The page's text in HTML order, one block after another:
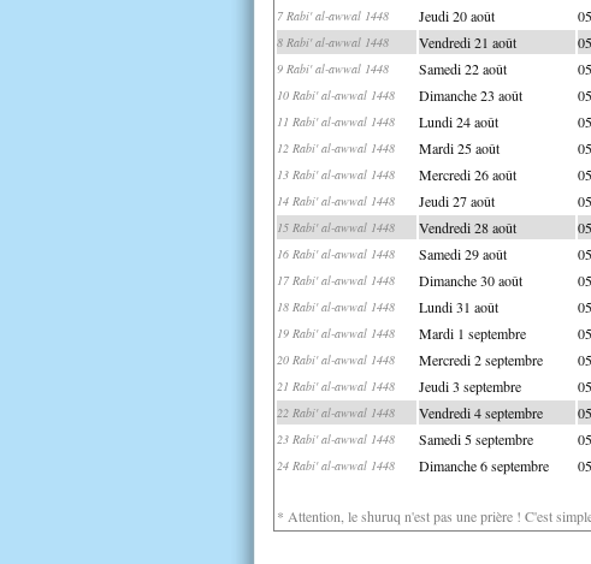
7 Rabi' al-awwal 1448 Jeudi 20 août
8 Rabi' al-awwal 1448 Vendredi 21 août
9 Rabi' al-awwal 1448 Samedi 22 août
10 Rabi' al-awwal 1448 Dimanche 23 août
11 Rabi' al-awwal 1448 Lundi 24 août
12 Rabi' al-awwal 1448 Mardi 25 août
13 Rabi' al-awwal 1448 Mercredi 26 août
14 Rabi' al-awwal 1448 Jeudi 27 août
15 Rabi' al-awwal 1448 Vendredi 28 août
16 Rabi' al-awwal 1448 Samedi 29 août
17 Rabi' al-awwal 1448 Dimanche 30 août
18 Rabi' al-awwal 1448 Lundi 31 août
19 Rabi' al-awwal 1448 Mardi 1 septembre
20 Rabi' al-awwal 1448 Mercredi 2 septembre
21 Rabi' al-awwal 1448 Jeudi 3 septembre
22 Rabi' al-awwal 1448 Vendredi 4 septembre
23 Rabi' al-awwal 1448 Samedi 5 septembre
24 Rabi' al-awwal 1448 Dimanche 6 septembre
* Attention, le shuruq n'est pas une prière ! C'est